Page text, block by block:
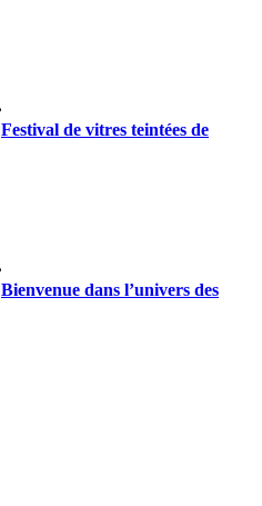
Festival de vitres teintées de
Bienvenue dans l’univers des